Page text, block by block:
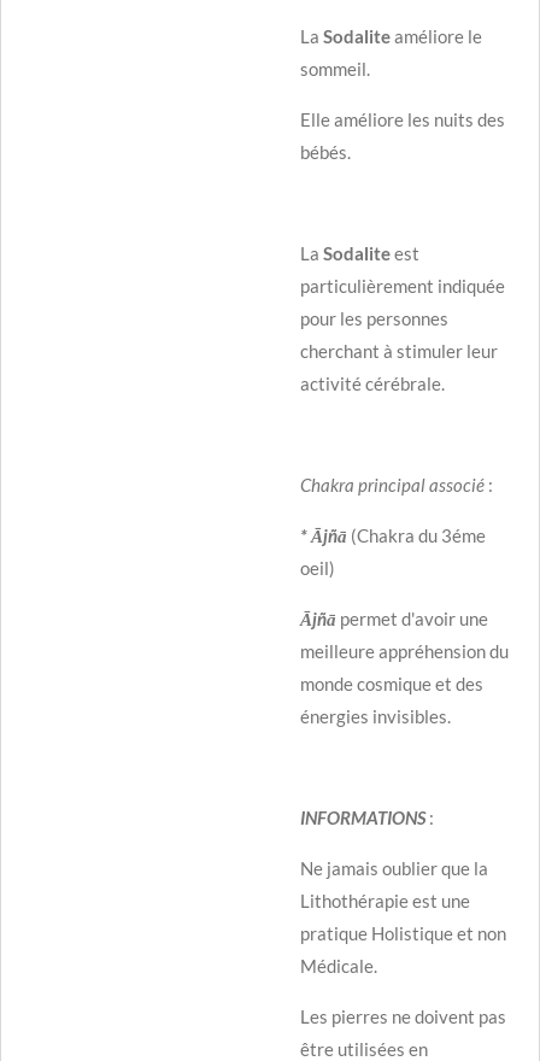
La Sodaliteaméliore le
sommeil.
Elle améliore les nuits des
bébés.
La Sodaliteest
particulièrement indiquée
pour les personnes
cherchant à stimuler leur
activité cérébrale.
Chakra principal associé :
* Ājñā (Chakra du 3éme
oeil)
Ājñā permet d'avoir une
meilleure appréhension du
monde cosmique et des
énergies invisibles.
INFORMATIONS:
Ne jamais oublier que la
Lithothérapie est une
pratique Holistique et non
Médicale.
Les pierres ne doivent pas
être utilisées en